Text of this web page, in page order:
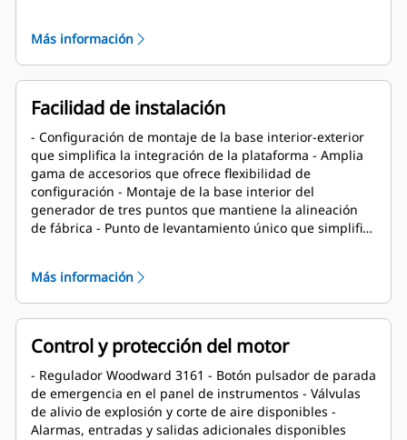
altitud - Larga vida útil de reparo comprobada en
aplicaciones de yacimientos petrolíferos - Componentes
centrales del motor diseñados para su
reacondicionamiento y reutilización en el reparo
Más información
Facilidad de instalación
- Configuración de montaje de la base interior-exterior
que simplifica la integración de la plataforma - Amplia
gama de accesorios que ofrece flexibilidad de
configuración - Montaje de la base interior del
generador de tres puntos que mantiene la alineación
de fábrica - Punto de levantamiento único que simplifica
Más información
Control y protección del motor
- Regulador Woodward 3161 - Botón pulsador de parada
de emergencia en el panel de instrumentos - Válvulas
de alivio de explosión y corte de aire disponibles -
Alarmas, entradas y salidas adicionales disponibles